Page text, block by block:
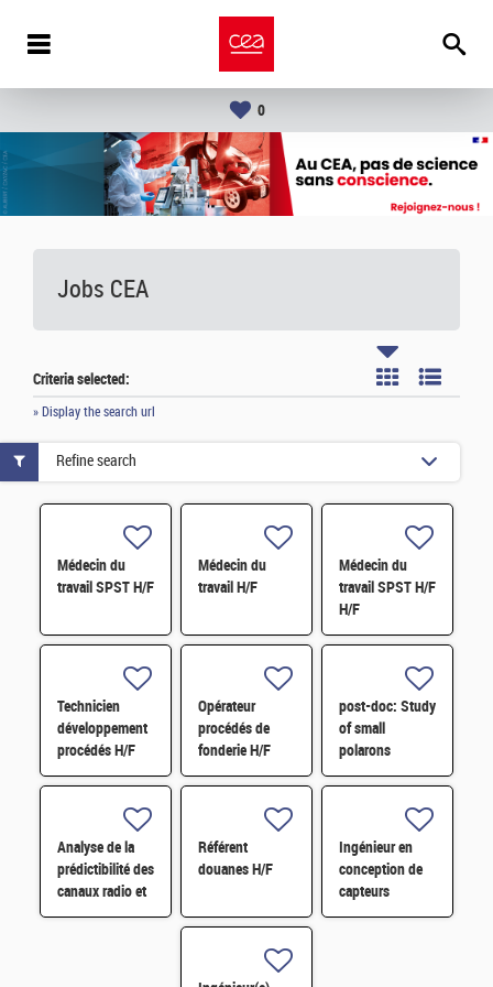
0
Jobs CEA
Criteria selected:
» Display the search url
Médecin du
travail SPST H/F
Médecin du
travail H/F
Médecin du
travail SPST H/F
H/F
Technicien
développement
procédés H/F
Opérateur
procédés de
fonderie H/F
post-doc: Study
of small
polarons
thermodiffusion
simulations
Analyse de la
prédictibilité des
canaux radio et
modélisation
Référent
douanes H/F
Ingénieur en
conception de
capteurs
d'images CMOS
Refine search